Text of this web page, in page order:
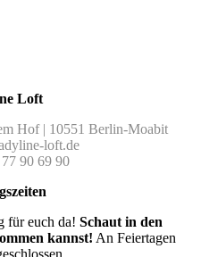
Loft
Hof | 10551 Berlin-Moabit
loft.de
90 69 90
für euch da! Schaut in den
kannst! An Feiertagen